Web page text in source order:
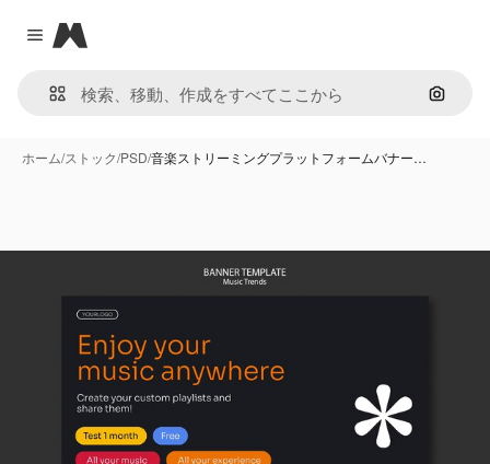
Close menu
Magnific
画像で
ホーム/ストック/PSD/音楽ストリーミングプラットフォームバナー…